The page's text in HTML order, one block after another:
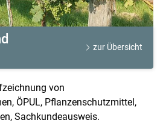
zur Übersicht
von
ÖPUL, Pflanzenschutzmittel,
Sachkundeausweis.